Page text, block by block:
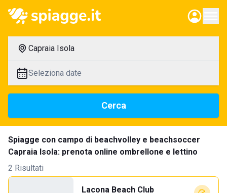
Capraia Isola
Seleziona date
Cerca
Spiagge con campo di beachvolley e beachsoccer
Capraia Isola: prenota online ombrellone e lettino
2 Risultati
Lacona Beach Club